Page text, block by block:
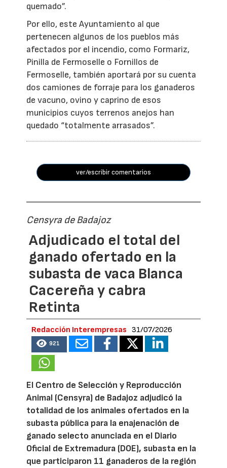
quemado”.
Por ello, este Ayuntamiento al que
pertenecen algunos de los pueblos más
afectados por el incendio, como Formariz,
Pinilla de Fermoselle o Fornillos de
Fermoselle, también aportará por su cuenta
dos camiones de forraje para los ganaderos
de vacuno, ovino y caprino de esos
municipios cuyos terrenos anejos han
quedado “totalmente arrasados”.
ver/escribir comentarios
Censyra de Badajoz
Adjudicado el total del
ganado ofertado en la
subasta de vaca Blanca
Cacereña y cabra
Retinta
Redacción Interempresas 31/07/2026
921
El Centro de Selección y Reproducción
Animal (Censyra) de Badajoz adjudicó la
totalidad de los animales ofertados en la
subasta pública para la enajenación de
ganado selecto anunciada en el Diario
Oficial de Extremadura (DOE), subasta en la
que participaron 11 ganaderos de la región